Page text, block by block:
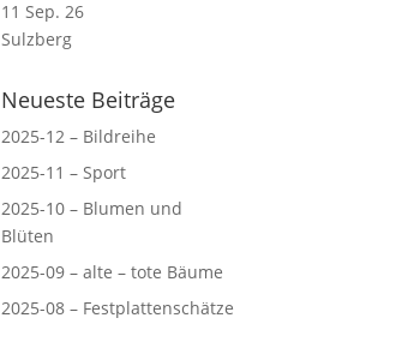
11 Sep. 26
Sulzberg
Neueste Beiträge
2025-12 – Bildreihe
2025-11 – Sport
2025-10 – Blumen und
Blüten
2025-09 – alte – tote Bäume
2025-08 – Festplattenschätze